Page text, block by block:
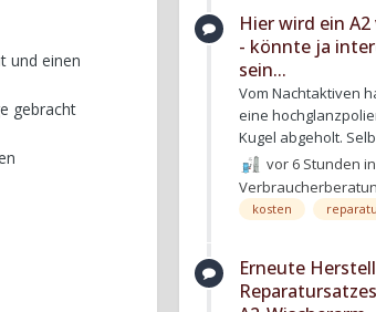
und einen
gebracht
Hier wird ein
- könnte ja
sein...
Vom Nachtaktiven
eine
Kugel abgeholt.
vor 6 Stunden in
kosten
Erneute